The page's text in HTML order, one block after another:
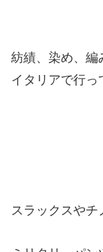
紡績、染め、編
イタリアで行っ
スラックスやチ